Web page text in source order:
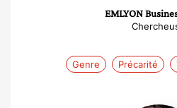
EMLYON
Genre Précarité